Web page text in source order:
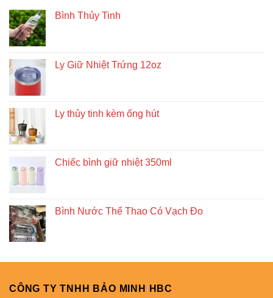
Bình Thủy Tinh
Ly Giữ Nhiệt Trứng 12oz
Ly thủy tinh kèm ống hút
Chiếc bình giữ nhiệt 350ml
Bình Nước Thể Thao Có Vạch Đo
CÔNG TY TNHH BẢO MINH HBC